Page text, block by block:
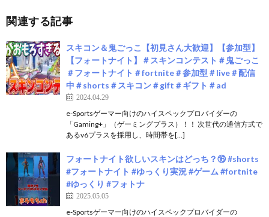
関連する記事
スキコン＆鬼ごっこ【初見さん大歓迎】【参加型】
【フォートナイト】＃スキンコンテスト＃鬼ごっこ
＃フォートナイト＃fortnite＃参加型＃live＃配信
中＃shorts＃スキコン＃gift＃ギフト＃ad
2024.04.29
e-Sportsゲーマー向けのハイスペックプロバイダーの
「Gaming+」（ゲーミングプラス）！！ 次世代の通信方式で
あるv6プラスを採用し、時間帯を[…]
フォートナイト欲しいスキンはどっち？⑯ #shorts
#フォートナイト #ゆっくり実況 #ゲーム #fortnite
#ゆっくり #フォトナ
2025.05.05
e-Sportsゲーマー向けのハイスペックプロバイダーの